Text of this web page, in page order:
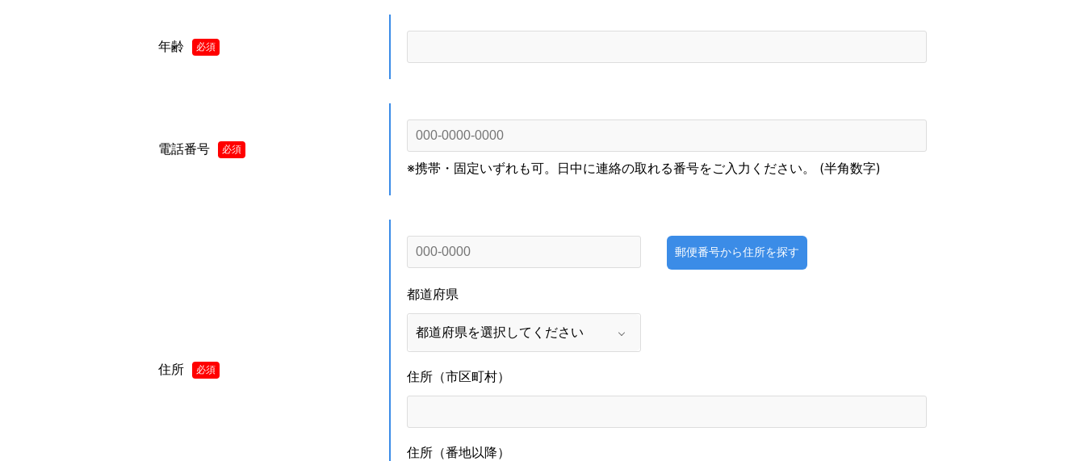
年齢 必須
電話番号 必須
※携帯・固定いずれも可。日中に連絡の取れる番号をご入力ください。 (半角数字)
住所 必須
郵便番号から住所を探す
都道府県
住所（市区町村）
住所（番地以降）